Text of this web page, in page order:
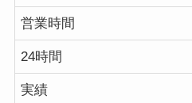
営業時間
24時間
実績